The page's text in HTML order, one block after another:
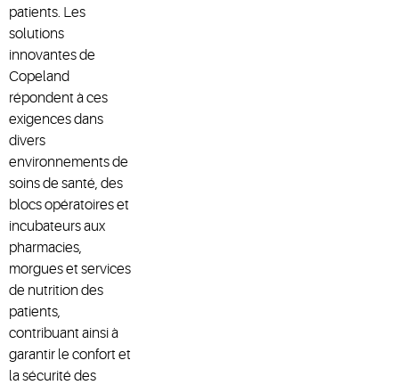
patients. Les
solutions
innovantes de
Copeland
répondent à ces
exigences dans
divers
environnements de
soins de santé, des
blocs opératoires et
incubateurs aux
pharmacies,
morgues et services
de nutrition des
patients,
contribuant ainsi à
garantir le confort et
la sécurité des